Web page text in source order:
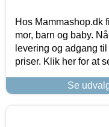
Hos Mammashop.dk
mor, barn og baby.
levering og adgang
priser. Klik her for at
Se